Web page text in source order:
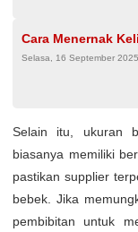
Cara Menernak
Selasa, 16 September 2025
Selain itu, ukuran
biasanya memiliki
pastikan supplier
bebek. Jika
pembibitan untuk